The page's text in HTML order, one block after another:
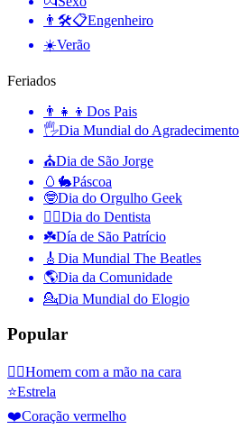
👨🛠📋Engenheiro
☀️Verão
Feriados
👨‍👧‍👦 Dos Pais
🖐Dia Mundial do Agradecimento
⛪️Dia de São Jorge
🥚🐇Páscoa
🤓Dia do Orgulho Geek
👨‍⚕️Dia do Dentista
☘️Día de São Patrício
🎸 Dia Mundial The Beatles
🌎Dia da Comunidade
💁Dia Mundial do Elogio
Popular
🤦‍♂️Homem com a mão na cara
⭐Estrela
❤️Coração vermelho